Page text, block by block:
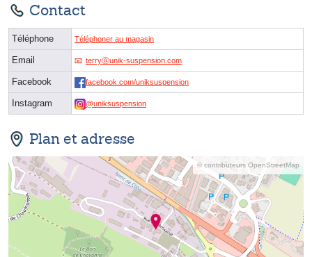
Contact
Téléphone Téléphoner au magasin
Email terryⓐunik-suspension.com
Facebook facebook.com/uniksuspension
Instagram @uniksuspension
Plan et adresse
© contributeurs OpenStreetMap